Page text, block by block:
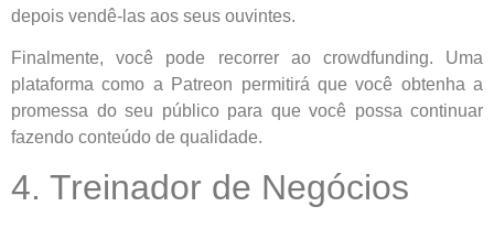
depois vendê-las aos seus ouvintes.
Finalmente, você pode recorrer ao crowdfunding. Uma
plataforma como a Patreon permitirá que você obtenha a
promessa do seu público para que você possa continuar
fazendo conteúdo de qualidade.
4. Treinador de Negócios